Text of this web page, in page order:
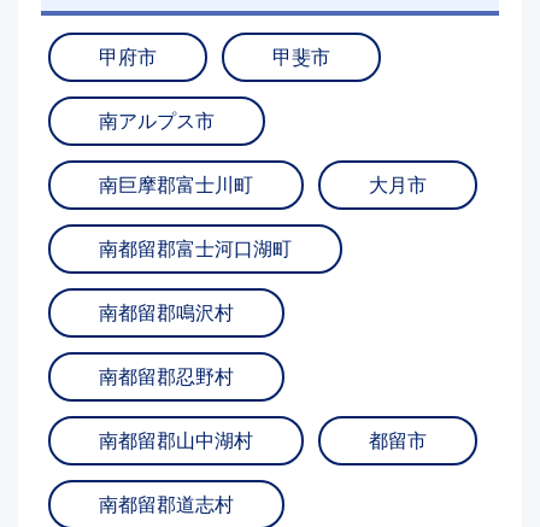
甲府市 甲斐市
南アルプス市
南巨摩郡富士川町 大月市
南都留郡富士河口湖町
南都留郡鳴沢村
南都留郡忍野村
南都留郡山中湖村 都留市
南都留郡道志村